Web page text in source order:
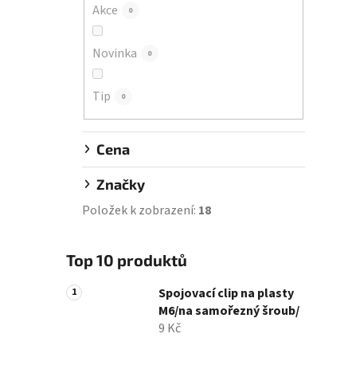
Akce 0
Novinka 0
Tip 0
Cena
Značky
Položek k zobrazení: 18
Top 10 produktů
Spojovací clip na plasty
M6/na samořezný šroub/
9 Kč